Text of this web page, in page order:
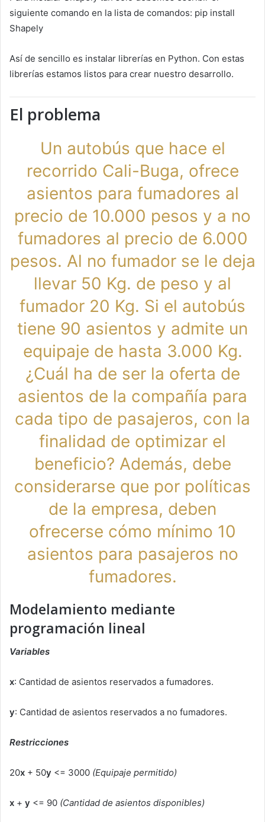
siguiente comando en la lista de comandos: pip install
Shapely
Así de sencillo es instalar librerías en Python. Con estas
librerías estamos listos para crear nuestro desarrollo.
El problema
Un autobús que hace el
recorrido Cali-Buga, ofrece
asientos para fumadores al
precio de 10.000 pesos y a no
fumadores al precio de 6.000
pesos. Al no fumador se le deja
llevar 50 Kg. de peso y al
fumador 20 Kg. Si el autobús
tiene 90 asientos y admite un
equipaje de hasta 3.000 Kg.
¿Cuál ha de ser la oferta de
asientos de la compañía para
cada tipo de pasajeros, con la
finalidad de optimizar el
beneficio? Además, debe
considerarse que por políticas
de la empresa, deben
ofrecerse cómo mínimo 10
asientos para pasajeros no
fumadores.
Modelamiento mediante
programación lineal
Variables
x: Cantidad de asientos reservados a fumadores.
y: Cantidad de asientos reservados a no fumadores.
Restricciones
20x + 50y <= 3000 (Equipaje permitido)
x + y <= 90 (Cantidad de asientos disponibles)